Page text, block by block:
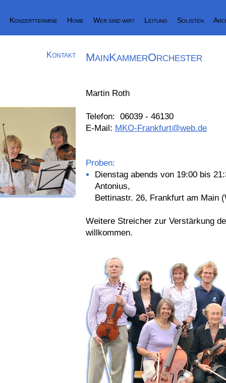
KONZERTTERMINE HOME WER SIND WIR? L EITUNG SOLISTEN A
KONTAKT MAINKAMMERORCHESTER
Martin Roth
Telefon: 06039 - 46130
E-Mail: MKO-Frankfurt@web.de
Proben:
Dienstag abends von 19:00 bis
Antonius,
Bettinastr. 26, Frankfurt am Main
Weitere Streicher zur Verstärkung
willkommen.